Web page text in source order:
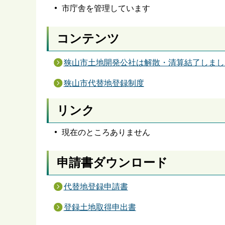
市庁舎を管理しています
コンテンツ
狭山市土地開発公社は解散・清算結了しま
狭山市代替地登録制度
リンク
現在のところありません
申請書ダウンロード
代替地登録申請書
登録土地取得申出書